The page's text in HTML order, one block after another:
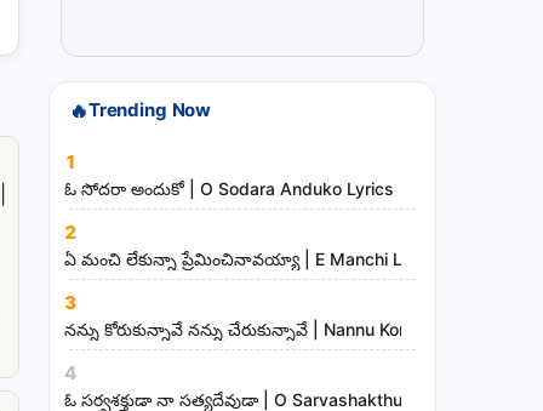
r
e
s
🔥Trending Now
1
ఓ సోదరా అందుకో | O Sodara Anduko Lyrics
2
ఏ మంచి లేకున్నా ప్రేమించినావయ్యా | E Manchi Lekunna
3
నన్ను కోరుకున్నావే నన్ను చేరుకున్నావే | Nannu Korukunnaave
4
ఓ సర్వశక్తుడా నా సత్యదేవుడా | O Sarvashakthudaa Naa